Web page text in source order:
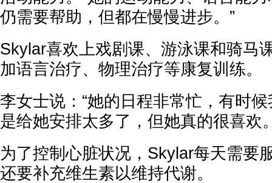
仍需要帮助，但都在慢慢进步。”
Skylar喜欢上戏剧课、游泳课和骑马
加语言治疗、物理治疗等康复训练。
李女士说：“她的日程非常忙，有时
是给她安排太多了，但她真的很喜欢
为了控制心脏状况，Skylar每天需要
还要补充维生素以维持代谢。